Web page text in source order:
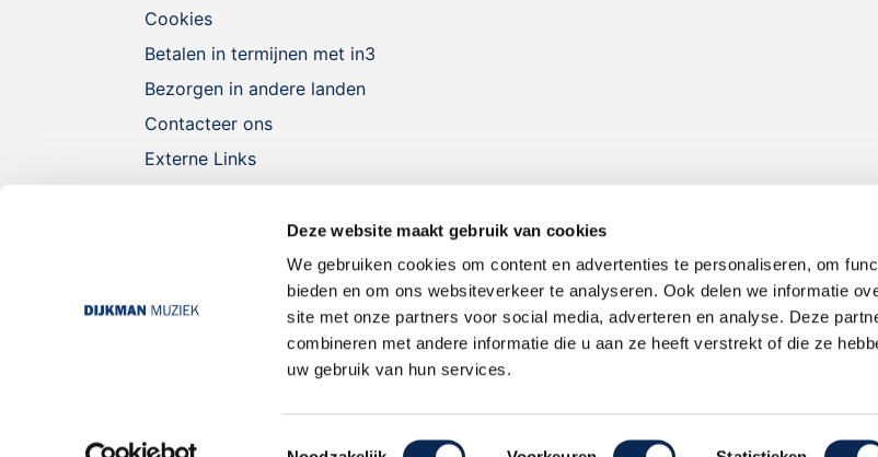
Deze website maakt gebruik van cookies
We gebruiken cookies om content en advertenties te personaliseren, om
bieden en om ons websiteverkeer te analyseren. Ook delen we informatie
site met onze partners voor social media, adverteren en analyse. Deze
combineren met andere informatie die u aan ze heeft verstrekt of die ze
uw gebruik van hun services.
Toestemmingsselectie
Cookies
Betalen in termijnen met in3
Bezorgen in andere landen
Contacteer ons
Externe Links
Alle prijzen zijn inclusief 21% BTW, tenzij